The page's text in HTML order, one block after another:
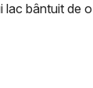
bântuit